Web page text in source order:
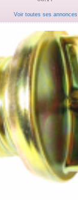
Voir toutes ses annonces